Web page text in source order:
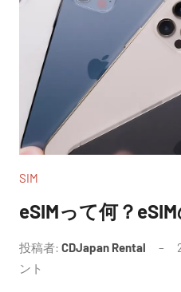
SIM
eSIMって何？
投稿者: CDJapan Rental
ント